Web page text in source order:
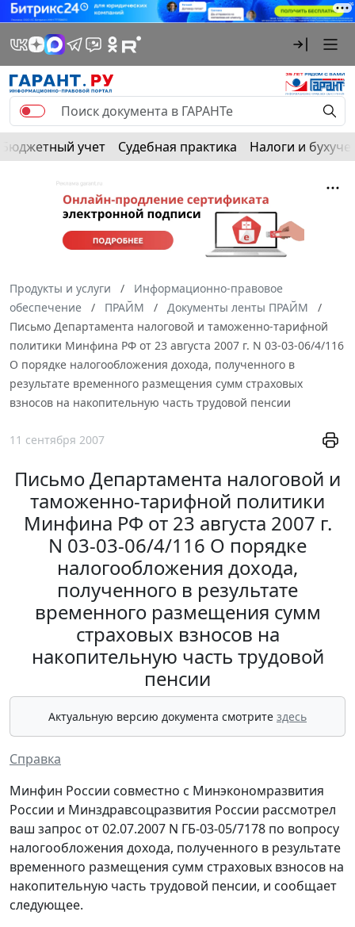
Бюджетный учет Судебная практика Налоги и
Продукты и услуги
Информационно-правовое
обеспечение
ПРАЙМ
Документы ленты ПРАЙМ
Письмо Департамента налоговой и таможенно-тарифной
политики Минфина РФ от 23 августа 2007 г. N 03-03-06/4/116
О порядке налогообложения дохода, полученного в
результате временного размещения сумм страховых
взносов на накопительную часть трудовой пенсии
11 сентября 2007
Письмо Департамента налоговой и
таможенно-тарифной политики
Минфина РФ от 23 августа 2007 г.
N 03-03-06/4/116 О порядке
налогообложения дохода,
полученного в результате
временного размещения сумм
страховых взносов на
накопительную часть трудовой
пенсии
Актуальную версию документа смотрите здесь
Справка
Минфин России совместно с Минэкономразвития
России и Минздравсоцразвития России рассмотрел
ваш запрос от 02.07.2007 N ГБ-03-05/7178 по вопросу
налогообложения дохода, полученного в результате
временного размещения сумм страховых взносов на
накопительную часть трудовой пенсии, и сообщает
следующее.